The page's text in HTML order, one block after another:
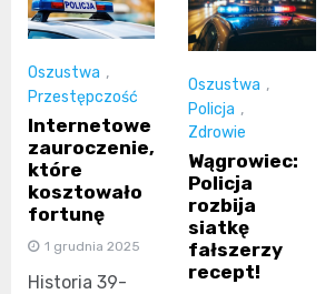
Oszustwa ,
Przestępczość
Internetowe
zauroczenie,
które
kosztowało
fortunę
1 grudnia 2025
Historia 39-
Oszustwa ,
Policja ,
Zdrowie
Wągrowiec:
Policja
rozbija
siatkę
fałszerzy
recept!